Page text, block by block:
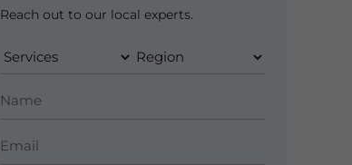
Reach out to our local experts.